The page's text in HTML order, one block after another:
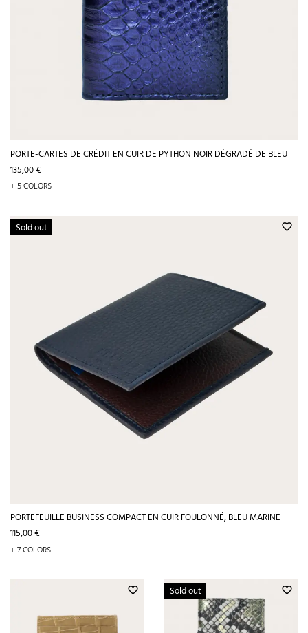
PORTE-CARTES DE CRÉDIT EN CUIR DE PYTHON NOIR DÉGRADÉ DE BLEU
Prix
135,00 €
+ 5 COLORS
favorite_border
Sold out
PORTEFEUILLE BUSINESS COMPACT EN CUIR FOULONNÉ, BLEU MARINE
Prix
115,00 €
+ 7 COLORS
favorite_border favorite_border
Sold out